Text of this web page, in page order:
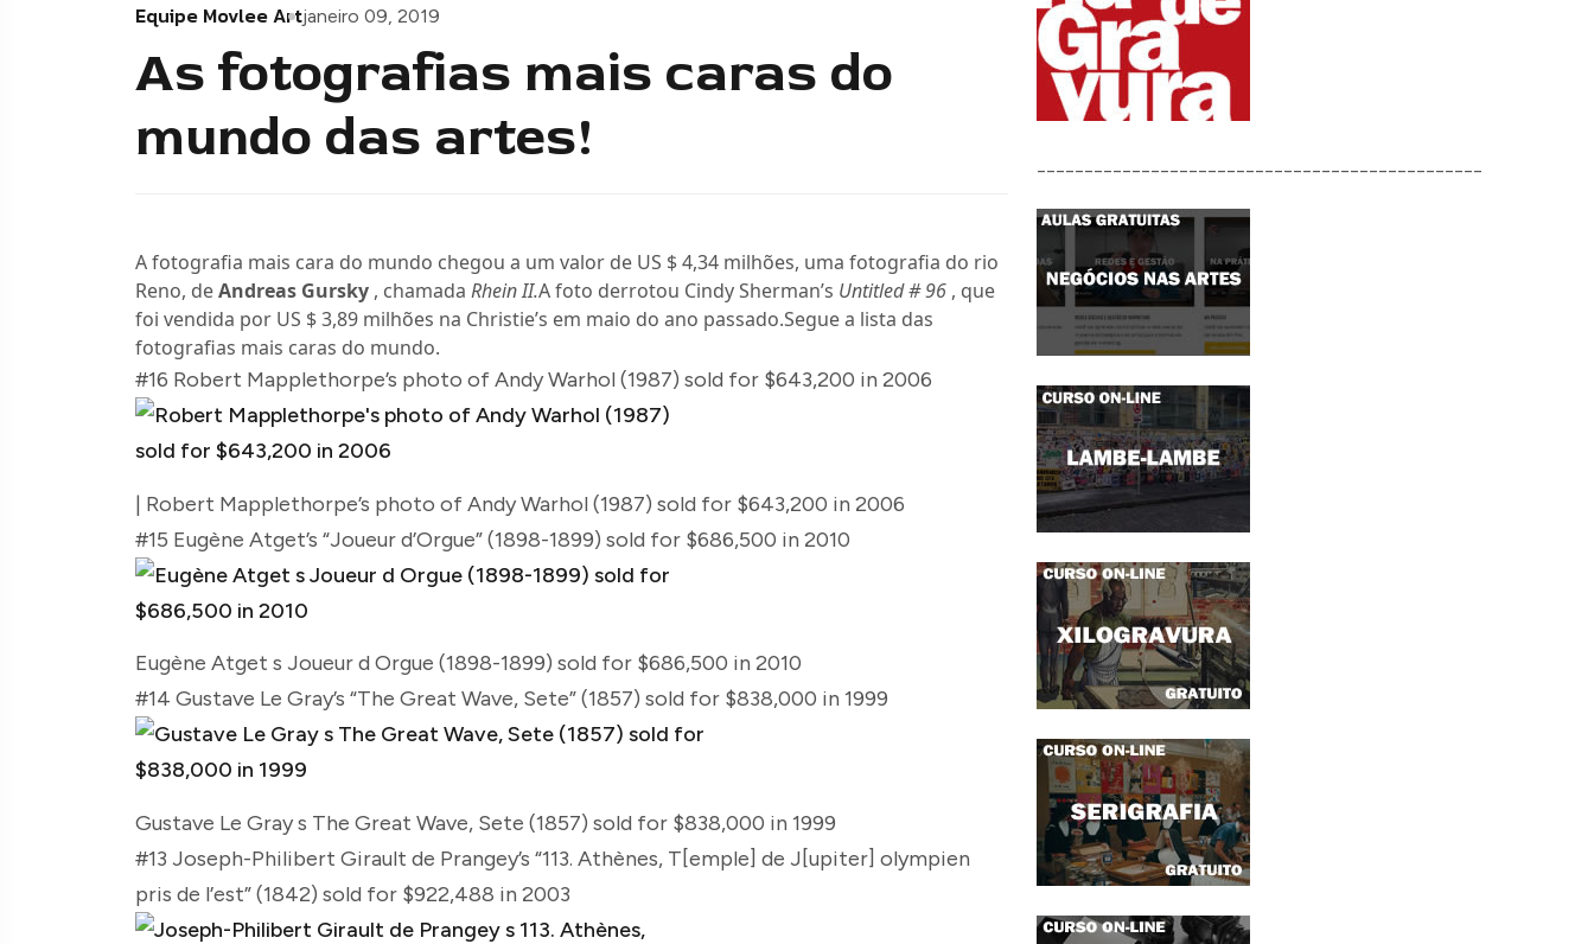
Equipe Movlee Artjaneiro 09, 2019
As fotografias mais caras do
mundo das artes!
A fotografia mais cara do mundo chegou a um valor de US $ 4,34 milhões, uma fotografia do rio
Reno, deAndreas Gursky , chamada Rhein II.A foto derrotou Cindy Sherman’s Untitled # 96 , que
foi vendida por US $ 3,89 milhões na Christie’s em maio do ano passado.Segue a lista das
fotografias mais caras do mundo.
#16 Robert Mapplethorpe’s photo of Andy Warhol (1987) sold for $643,200 in 2006
| Robert Mapplethorpe’s photo of Andy Warhol (1987) sold for $643,200 in 2006
#15 Eugène Atget’s “Joueur d’Orgue” (1898-1899) sold for $686,500 in 2010
Eugène Atget s Joueur d Orgue (1898-1899) sold for $686,500 in 2010
#14 Gustave Le Gray’s “The Great Wave, Sete” (1857) sold for $838,000 in 1999
Gustave Le Gray s The Great Wave, Sete (1857) sold for $838,000 in 1999
#13 Joseph-Philibert Girault de Prangey’s “113. Athènes, T[emple] de J[upiter] olympien
pris de l’est” (1842) sold for $922,488 in 2003